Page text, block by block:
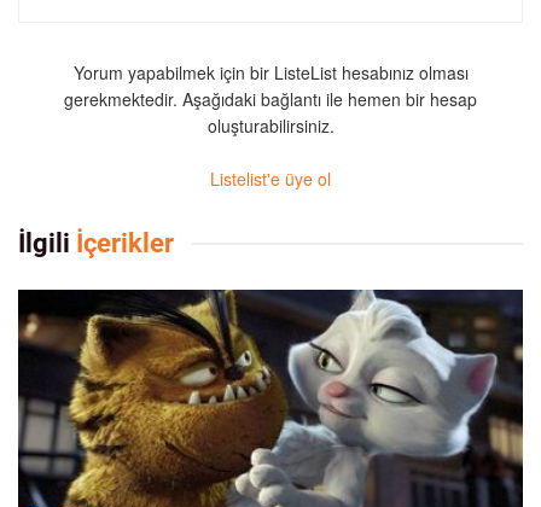
Yorum yapabilmek için bir ListeList hesabınız olması
gerekmektedir. Aşağıdaki bağlantı ile hemen bir hesap
oluşturabilirsiniz.
Listelist'e üye ol
İlgili İçerikler